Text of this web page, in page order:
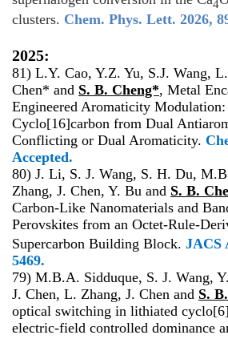
4
clusters. Chem. Phys. Lett. 2026,
2025:
81) L.Y. Cao, Y.Z. Yu, S.J. Wang,
Chen* and S. B. Cheng*, Metal
Engineered Aromaticity
Cyclo[16]carbon from Dual
Conflicting or Dual Aromaticity.
Accepted.
80) J. Li, S. J. Wang, S. H. Du,
Zhang, J. Chen, Y. Bu and S. B.
Carbon-Like Nanomaterials and
Perovskites from an Octet-Rule-
Supercarbon Building Block. JACS
5469.
79) M.B.A. Sidduque, S. J. Wang,
J. Chen, L. Zhang, J. Chen and S.
optical switching in lithiated
electric-field controlled dominance